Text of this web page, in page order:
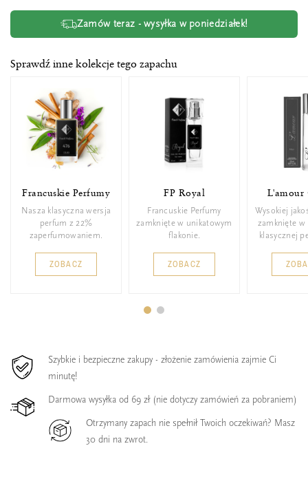
Zamów teraz - wysyłka w poniedziałek!
Sprawdź inne kolekcje tego zapachu
Francuskie Perfumy
Nasza klasyczna wersja
perfum z 22%
zaperfumowaniem.
ZOBACZ
FP Royal
Francuskie Perfumy
zamknięte w unikatowym
flakonie.
ZOBACZ
L'amour
Wysokiej
zamknięte w
klasycznej
Szybkie i bezpieczne zakupy - złożenie zamówienia zajmie Ci
minutę!
Darmowa wysyłka od 69 zł (nie dotyczy zamówień za pobraniem)
Otrzymany zapach nie spełnił Twoich oczekiwań? Masz
30 dni na zwrot.